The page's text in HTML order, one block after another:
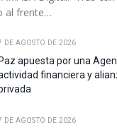
al frente…
DE AGOSTO DE 2026
Paz apuesta por una
financiera y
DE AGOSTO DE 2026